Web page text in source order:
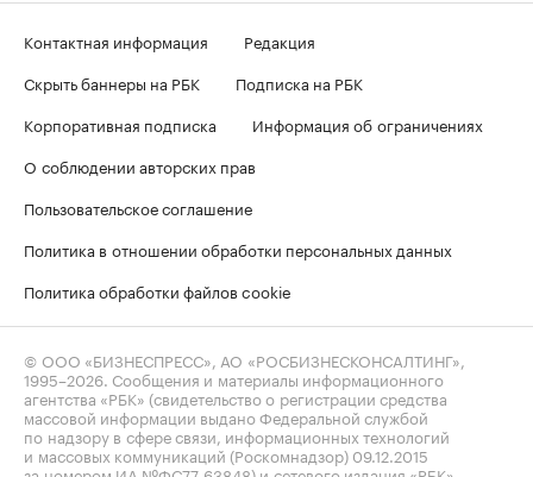
Контактная информация
Редакция
Скрыть баннеры на РБК
Подписка на РБК
Корпоративная подписка
Информация об ограничениях
О соблюдении авторских прав
Пользовательское соглашение
Политика в отношении обработки персональных данных
Политика обработки файлов cookie
© ООО «БИЗНЕСПРЕСС», АО «РОСБИЗНЕСКОНСАЛТИНГ»,
1995–2026 . Сообщения и материалы информационного
агентства «РБК» (свидетельство о регистрации средства
массовой информации выдано Федеральной службой
по надзору в сфере связи, информационных технологий
и массовых коммуникаций (Роскомнадзор) 09.12.2015